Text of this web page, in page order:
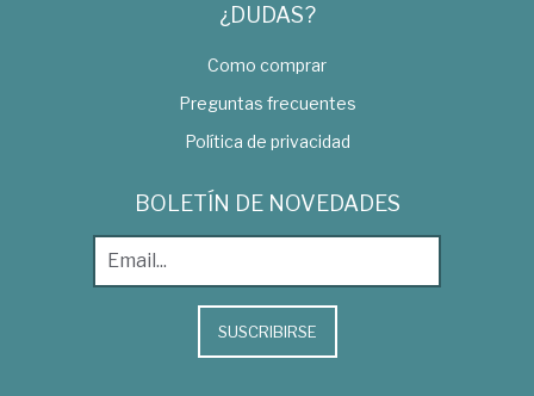
¿DUDAS?
Como comprar
Preguntas frecuentes
Política de privacidad
BOLETÍN DE NOVEDADES
SUSCRIBIRSE